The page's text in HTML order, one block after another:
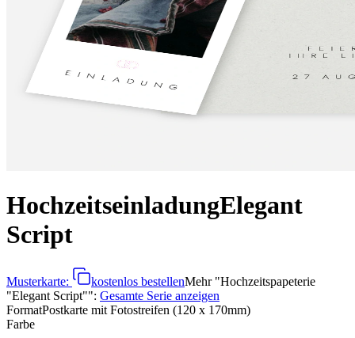
HochzeitseinladungElegant
Script
Musterkarte: kostenlos bestellenMehr"Hochzeitspapeterie
"Elegant Script"": Gesamte Serie anzeigen
FormatPostkarte mit Fotostreifen (120 x 170mm)
Farbe